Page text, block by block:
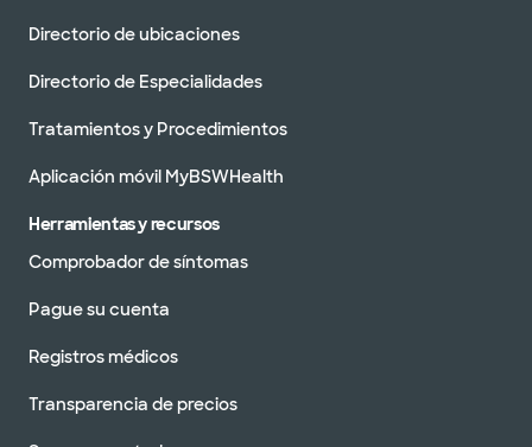
Directorio de ubicaciones
Directorio de Especialidades
Tratamientos y Procedimientos
Aplicación móvil MyBSWHealth
Herramientas y recursos
Comprobador de síntomas
Pague su cuenta
Registros médicos
Transparencia de precios